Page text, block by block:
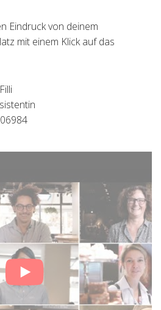
Eindruck von deinem
mit einem Klick auf das